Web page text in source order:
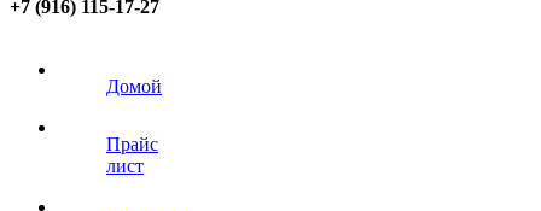
+7 (916) 115-17-27
Домой
Прайс
лист